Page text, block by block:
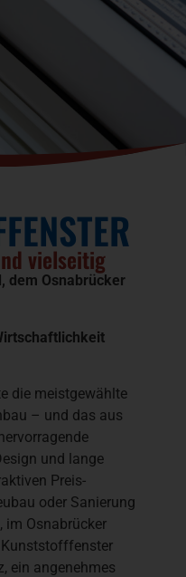
vielseitig
dem Osnabrücker
die meistgewählte
– und das aus
und lange
Preis-
oder Sanierung
im Osnabrücker
ein angenehmes